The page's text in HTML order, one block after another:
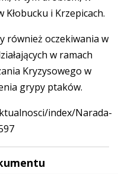
i Krzepicach.
również oczekiwania w
w ramach
Kryzysowego w
grypy ptaków.
index/Narada-